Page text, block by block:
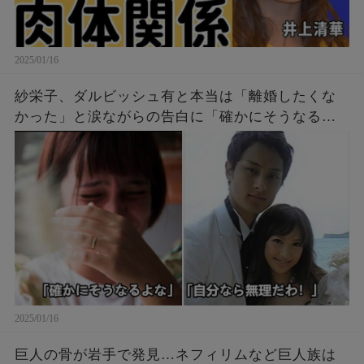
2025/01/16
紗栄子、ダルビッシュ有と本当は「離婚したくな
かった」と涙ながらの告白に「確かにそうなるよ
な」「自分なら無理だわ！」
2025/01/16
巨人の骨が岩手で発見…ネフィリムなど巨人族は